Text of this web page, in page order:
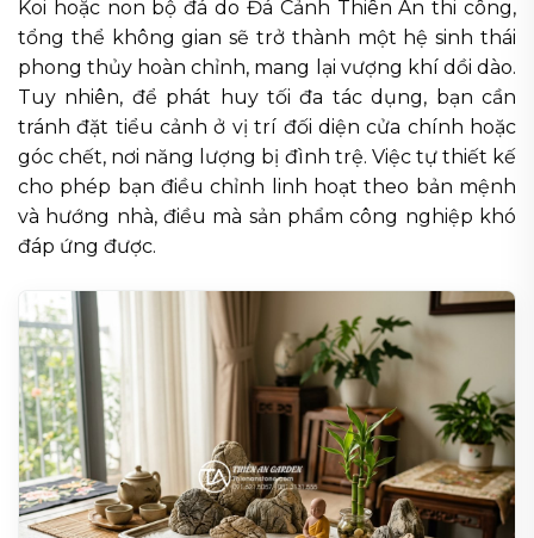
Koi hoặc non bộ đá do Đá Cảnh Thiên An thi công,
tổng thể không gian sẽ trở thành một hệ sinh thái
phong thủy hoàn chỉnh, mang lại vượng khí dồi dào.
Tuy nhiên, để phát huy tối đa tác dụng, bạn cần
tránh đặt tiểu cảnh ở vị trí đối diện cửa chính hoặc
góc chết, nơi năng lượng bị đình trệ. Việc tự thiết kế
cho phép bạn điều chỉnh linh hoạt theo bản mệnh
và hướng nhà, điều mà sản phẩm công nghiệp khó
đáp ứng được.